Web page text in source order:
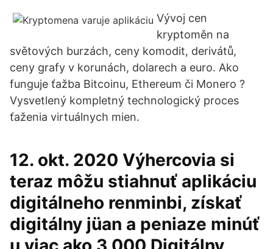
Vývoj cen
kryptoměn na
světových burzách, ceny komodit, derivátů,
ceny grafy v korunách, dolarech a euro. Ako
funguje ťažba Bitcoinu, Ethereum či Monero ?
Vysvetlený kompletný technologický proces
ťaženia virtuálnych mien.
12. okt. 2020 Výhercovia si
teraz môžu stiahnuť aplikáciu
digitálneho renminbi, získať
digitálny jüan a peniaze minúť